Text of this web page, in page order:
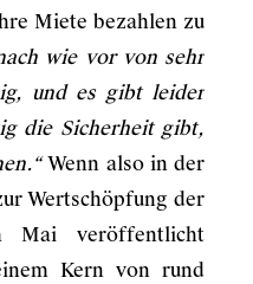
Miete bezahlen zu
wie vor von sehr
und es gibt leider
die Sicherheit gibt,
Wenn also in der
Wertschöpfung der
Mai veröffentlicht
Kern von rund